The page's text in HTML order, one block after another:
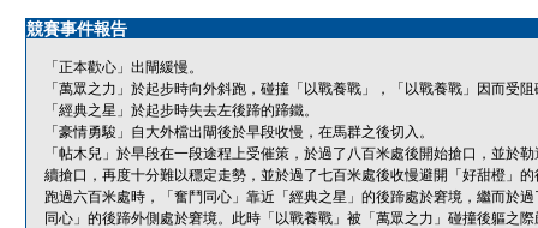
競賽事件報告
「正本歡心」出閘緩慢。
「萬眾之力」於起步時向外斜跑，碰撞「以戰養戰」，「以戰養戰」因而受阻
「經典之星」於起步時失去左後蹄的蹄鐵。
「豪情勇駿」自大外檔出閘後於早段收慢，在馬群之後切入。
「帖木兒」於早段在一段途程上受催策，於過了八百米處後開始搶口，並於
續搶口，再度十分難以穩定走勢，並於過了七百米處後收慢避開「好甜橙」
跑過六百米處時，「奮鬥同心」靠近「經典之星」的後蹄處於窘境，繼而於
同心」的後蹄外側處於窘境。此時「以戰養戰」被「萬眾之力」碰撞後軀之